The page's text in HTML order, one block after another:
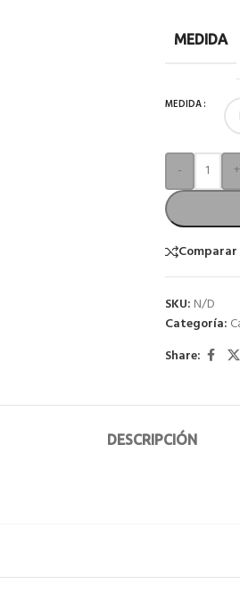
MEDIDA
MEDIDA
- +
Comparar
SKU: N/D
Categoría:
Share:
DESCRIPCIÓN